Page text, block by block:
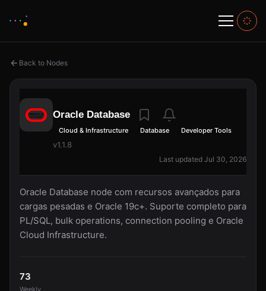
Back to Nodes
Oracle Database
Cloud & Infrastructure Database Developer Tools
v1.1.8
Last updated Jul 30, 2026
Oracle Database node com recursos avançados para
cargas pesadas e Oracle 19c+. Suporte completo para
PL/SQL, bulk operations, connection pooling e Oracle
Cloud Infrastructure.
73
Weekly